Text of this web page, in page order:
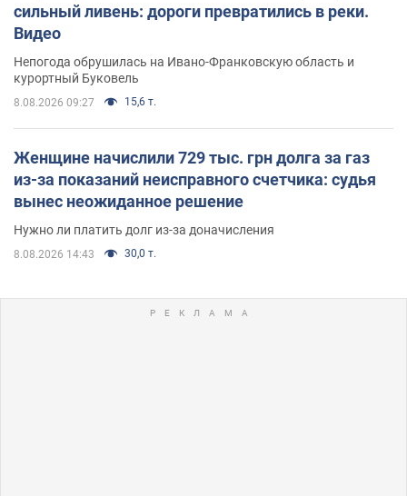
сильный ливень: дороги превратились в реки.
Видео
Непогода обрушилась на Ивано-Франковскую область и
курортный Буковель
8.08.2026 09:27 15,6 т.
Женщине начислили 729 тыс. грн долга за газ
из-за показаний неисправного счетчика: судья
вынес неожиданное решение
Нужно ли платить долг из-за доначисления
8.08.2026 14:43 30,0 т.